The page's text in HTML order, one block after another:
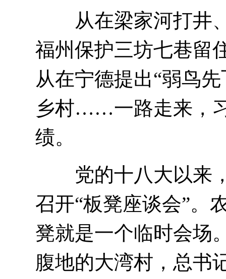
从在梁家河打井、
福州保护三坊七巷留
从在宁德提出“弱鸟
乡村……一路走来，
绩。
党的十八大以来，
召开“板凳座谈会”。
凳就是一个临时会场
腹地的大湾村，总书